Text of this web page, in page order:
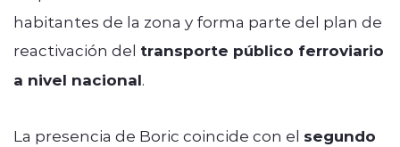
habitantes de la zona y forma parte del plan de
reactivación del transporte público ferroviario
a nivel nacional.
La presencia de Boric coincide con el segundo